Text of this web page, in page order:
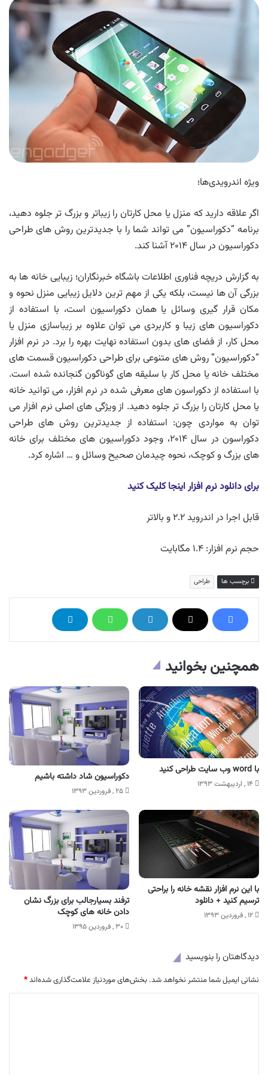
ویژه اندرویدی‌ها؛
اگر علاقه دارید که منزل یا محل کارتان را زیباتر و بزرگ تر جلوه دهید،
برنامه “دکوراسیون” می تواند شما را با جدیدترین روش های طراحی
دکوراسیون در سال ۲۰۱۴ آشنا کند.
به گزارش دریچه فناوری اطلاعات باشگاه خبرنگاران؛ زیبایی خانه ها به
بزرگی آن ها نیست، بلکه یکی از مهم ترین دلایل زیبایی منزل نحوه و
مکان قرار گیری وسائل یا همان دکوراسیون است، با استفاده از
دکوراسیون های زیبا و کاربردی می توان علاوه بر زیباسازی منزل یا
محل کار، از فضای های بدون استفاده نهایت بهره را برد. در نرم افزار
“دکوراسیون” روش های متنوعی برای طراحی دکوراسیون قسمت های
مختلف خانه یا محل کار با سلیقه های گوناگون گنجانده شده است.
با استفاده از دکوراسون های معرفی شده در نرم افزار، می توانید خانه
یا محل کارتان را بزرگ تر جلوه دهید. از ویژگی های اصلی نرم افزار می
توان به مواردی چون: استفاده از جدیدترین روش های طراحی
دکوراسون در سال ۲۰۱۴، وجود دکوراسیون های مختلف برای خانه
های بزرگ و کوچک، نحوه چیدمان صحیح وسائل و … اشاره کرد.
برای دانلود نرم افزار اینجا کلیک کنید
قابل اجرا در اندروید ۲.۲ و بالاتر
حجم نرم افزار: ۱.۴ مگابایت
برچسب ها طراحی
همچنین بخوانید
با word وب‌ سایت طراحی کنید
۱۴ , اردیبهشت ۱۳۹۳
دکوراسیون شاد داشته باشیم
۲۵ , فروردین ۱۳۹۳
با این نرم افزار نقشه خانه را براحتی
ترسیم کنید + دانلود
۱۲ , فروردین ۱۳۹۳
ترفند بسیارجالب برای بزرگ نشان
دادن خانه های کوچک
۳۰ , فروردین ۱۳۹۵
دیدگاهتان را بنویسید
نشانی ایمیل شما منتشر نخواهد شد. بخش‌های موردنیاز علامت‌گذاری شده‌اند*